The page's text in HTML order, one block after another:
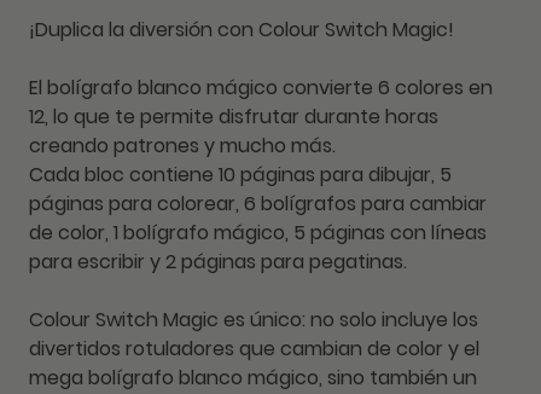
¡Duplica la diversión con Colour Switch Magic!
El bolígrafo blanco mágico convierte 6 colores en
12, lo que te permite disfrutar durante horas
creando patrones y mucho más.
Cada bloc contiene 10 páginas para dibujar, 5
páginas para colorear, 6 bolígrafos para cambiar
de color, 1 bolígrafo mágico, 5 páginas con líneas
para escribir y2 páginas para pegatinas.
Colour Switch Magic es único: no solo incluye los
divertidos rotuladores que cambian de color y el
mega bolígrafo blanco mágico, sino también un